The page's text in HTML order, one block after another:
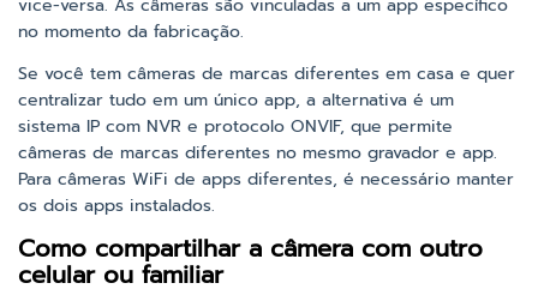
vice-versa. As câmeras são vinculadas a um app específico
no momento da fabricação.
Se você tem câmeras de marcas diferentes em casa e quer
centralizar tudo em um único app, a alternativa é um
sistema IP com NVR e protocolo ONVIF, que permite
câmeras de marcas diferentes no mesmo gravador e app.
Para câmeras WiFi de apps diferentes, é necessário manter
os dois apps instalados.
Como compartilhar a câmera com outro
celular ou familiar